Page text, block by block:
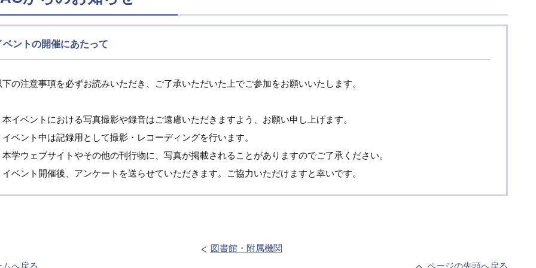
ベントの開催にあたって
下の注意事項を必ずお読みいただき、ご了承いただいた上でご参加をお願いいたします。
本イベントにおける写真撮影や録音はご遠慮いただきますよう、お願い申し上げます。
ベント中は記録用として撮影・レコーディングを行います。
学ウェブサイトやその他の刊行物に、写真が掲載されることがありますのでご了承ください。
イベント開催後、アンケートを送らせていただきます。ご協力いただけますと幸いです。
図書館・附属機関
ムへ戻る
ページの先頭へ戻る